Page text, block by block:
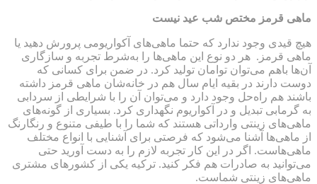
ماهی قرمز مختص شب عید نیست
هیچ قیدی وجود ندارد که حتما ماهی‌های آکواریومی پرورش دهید یا
ماهی قرمز. هر دو نوع این ماهی‌ها را به‌شرط تجربه و سازگاری
آن‌ها باهم می‌توان توامان تولید کرد. در ضمن برای کسانی که
دوست دارند در بقیه ایام سال هم در خانه‌شان ماهی قرمز داشته
باشند هم راه‌حل وجود دارد و می‌توان آن را با شرایطی از سردابی
به گرمابی تبدیل و در آکواریوم نگهداری کرد. بسیاری از گونه‌های
ماهی‌های زینتی وارداتی هستند که شما را با طیفی متنوع و رنگارنگ
از ماهی‌ها آشنا می‌شود که فرصتی برای آشنایی با انواع مختلف
ماهی‌هاست. اگر در این کار تجربه لازم را به دست آورید حتی
می‌توانید به صادرات هم فکر کنید. ترکیه یکی از کشورهای مشتری
ماهی‌های زینتی شماست.